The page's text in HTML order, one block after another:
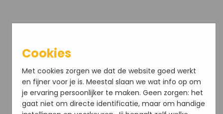
Cookies
Met cookies zorgen we dat de website goed werkt
en fijner voor je is. Meestal slaan we wat info op om
je ervaring persoonlijker te maken. Geen zorgen: het
gaat niet om directe identificatie, maar om handige